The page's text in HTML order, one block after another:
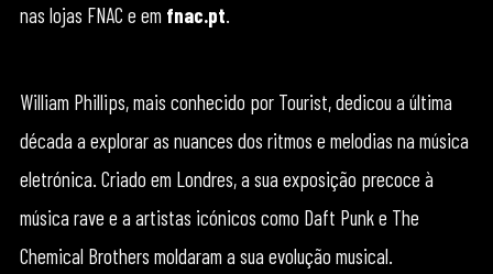
nas lojas FNAC e em fnac.pt.
William Phillips, mais conhecido por Tourist, dedicou a última
década a explorar as nuances dos ritmos e melodias na música
eletrónica. Criado em Londres, a sua exposição precoce à
música rave e a artistas icónicos como Daft Punk e The
Chemical Brothers moldaram a sua evolução musical.